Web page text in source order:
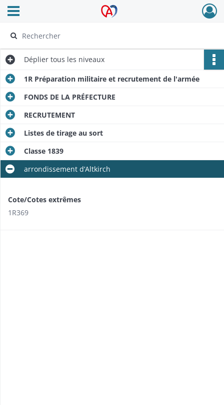
Archives Alsace - Colmar
Ouvrir le menu déroulant
Déplier tous les niveaux
1R Préparation militaire et recrutement de l'armée
FONDS DE LA PRÉFECTURE
RECRUTEMENT
Listes de tirage au sort
Classe 1839
arrondissement d’Altkirch
Cote/Cotes extrêmes
1R369